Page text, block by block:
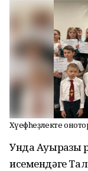
Хәүефһеҙлекте
Унда Ауырғазы
исемендәге